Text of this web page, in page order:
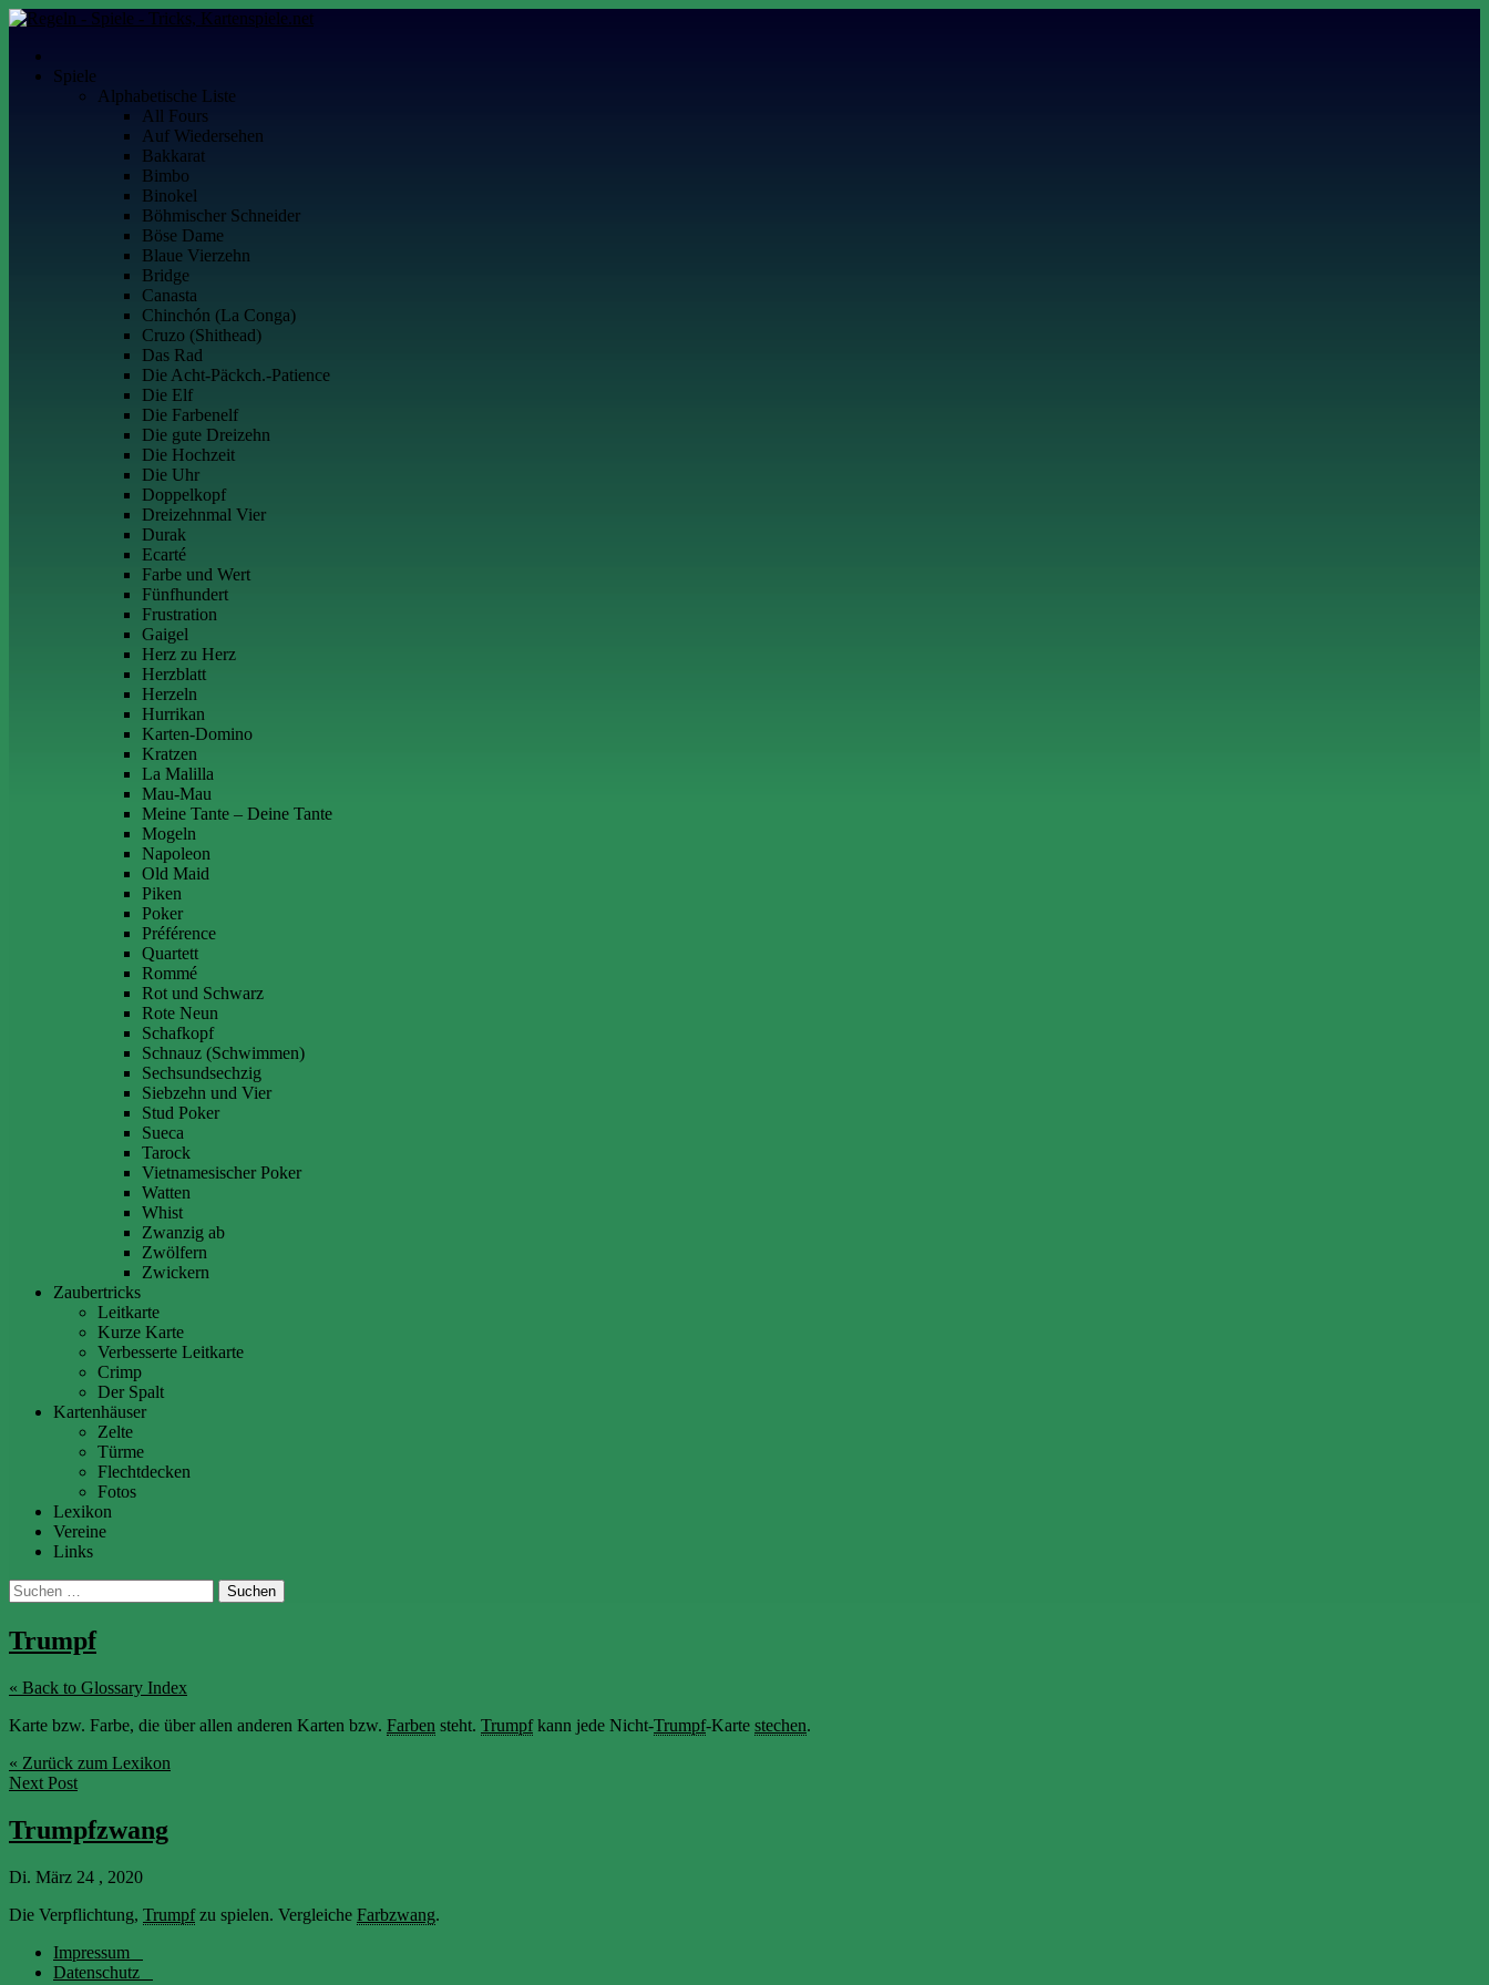
Skip
content
Kartenspiele.net
Alles über Kartenspiele
Spiele
Alphabetische Liste
All Fours
Auf Wiedersehen
Bakkarat
Bimbo
Binokel
Böhmischer Schneider
Böse Dame
Blaue Vierzehn
Bridge
Canasta
Chinchón (La Conga)
Cruzo (Shithead)
Das Rad
Die Acht-Päckch.-Patience
Die Elf
Die Farbenelf
Die gute Dreizehn
Die Hochzeit
Die Uhr
Doppelkopf
Dreizehnmal Vier
Durak
Ecarté
Farbe und Wert
Fünfhundert
Frustration
Gaigel
Herz zu Herz
Herzblatt
Herzeln
Hurrikan
Karten-Domino
Kratzen
La Malilla
Mau-Mau
Meine Tante – Deine Tante
Mogeln
Napoleon
Old Maid
Piken
Poker
Préférence
Quartett
Rommé
Rot und Schwarz
Rote Neun
Schafkopf
Schnauz (Schwimmen)
Sechsundsechzig
Siebzehn und Vier
Stud Poker
Sueca
Tarock
Vietnamesischer Poker
Watten
Whist
Zwanzig ab
Zwölfern
Zwickern
Zaubertricks
Leitkarte
Kurze Karte
Verbesserte Leitkarte
Crimp
Der Spalt
Kartenhäuser
Zelte
Türme
Flechtdecken
Fotos
Lexikon
Vereine
Links
Suchen
nach:
Trumpf
« Back to Glossary Index
Karte bzw. Farbe, die über allen anderen Karten bzw. Farben steht. Trumpfkann jede Nicht-Trumpf-Karte stechen.
« Zurück zum Lexikon
Next Post
Trumpfzwang
Di. März 24 , 2020
Die Verpflichtung, Trumpfzu spielen. Vergleiche Farbzwang.
Impressum
Datenschutz